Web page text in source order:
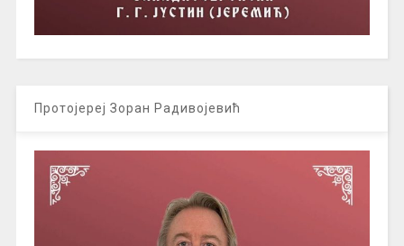
Протојереј Зоран Радивојевић